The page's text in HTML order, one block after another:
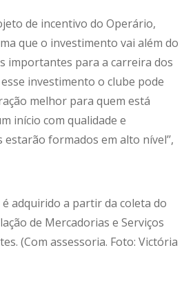
de incentivo do Operário,
que o investimento vai além do
importantes para a carreira dos
esse investimento o clube pode
melhor para quem está
início com qualidade e
formados em alto nível’’,
adquirido a partir da coleta do
de Mercadorias e Serviços
(Com assessoria. Foto: Victória